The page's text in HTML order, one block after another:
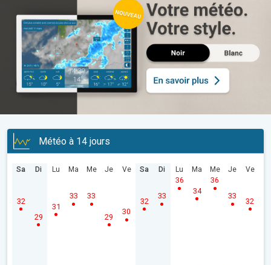
Météo à 14 jours
Sa
32
Di
29
Lu
31
Ma
33
Me
33
Je
29
Ve
30
Sa
32
Di
33
Lu
36
Ma
34
Me
36
Je
33
Ve
32